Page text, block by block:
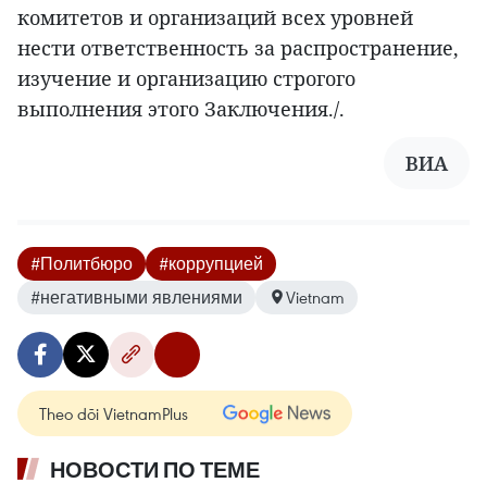
комитетов и организаций всех уровней
нести ответственность за распространение,
изучение и организацию строгого
выполнения этого Заключения./.
ВИА
#Политбюро
#коррупцией
#негативными явлениями
Vietnam
Theo dõi VietnamPlus
НОВОСТИ ПО ТЕМЕ